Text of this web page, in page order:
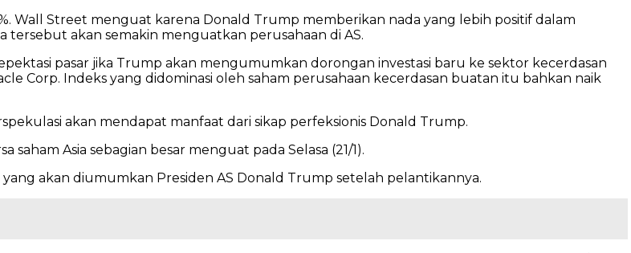
Wall Street menguat karena Donald Trump memberikan nada yang lebih positif dalam
akan semakin menguatkan perusahaan di AS.
pasar jika Trump akan mengumumkan dorongan investasi baru ke sektor kecerdasan
Corp. Indeks yang didominasi oleh saham perusahaan kecerdasan buatan itu bahkan naik
akan mendapat manfaat dari sikap perfeksionis Donald Trump.
saham Asia sebagian besar menguat pada Selasa (21/1).
akan diumumkan Presiden AS Donald Trump setelah pelantikannya.